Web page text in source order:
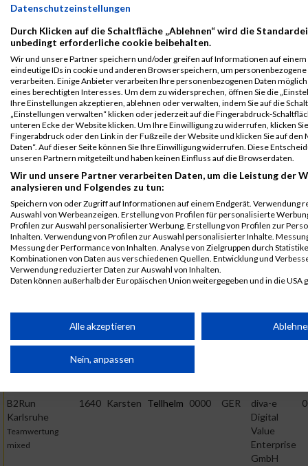
B2Run
Karlsruhe
Teamwertung
mixed
2714 Karsten Tellhelm 0000 GER
diva-e
Value
Excellence
GmbH
2016
Veranstaltung Stnr
First
Name
Last
Name
Jahr Nation Verein
B2Run
Karlsruhe
B2RUN Karlsruhe
1640 Karsten Tellhelm 0000 GER
diva-e
Value
Enterprise
GmbH
B2Run
Karlsruhe
Einzelwertung
1640 Karsten Tellhelm 0000 GER
diva-e
Digital
Value
Karlsruhe
1640 Karsten
diva-e
Digital
B2Run
Karlsruhe
Teamwertung
mixed
1640 Karsten Tellhelm 0000 GER
diva-e
Digital
Value
Enterprise
GmbH
Datenschutzeinstellungen
Durch Klicken auf die Schaltfläche „Ablehnen“ wird die
unbedingt erforderliche cookie beibehalten.
Wir und unsere Partner speichern und/oder greifen auf Informationen auf einem
eindeutige IDs in cookie und anderen Browserspeichern, um personenbezogene
verarbeiten. Einige Anbieter verarbeiten Ihre personenbezogenen Daten
eines berechtigten Interesses. Um dem zu widersprechen, öffnen Sie die
Ihre Einstellungen akzeptieren, ablehnen oder verwalten, indem Sie auf die
„Einstellungen verwalten“ klicken oder jederzeit auf die Fingerabdruck-
unteren Ecke der Website klicken. Um Ihre Einwilligung zu widerrufen, klicken
Fingerabdruck oder den Link in der Fußzeile der Website und klicken Sie auf den
Daten“. Auf dieser Seite können Sie Ihre Einwilligung widerrufen. Diese
unseren Partnern mitgeteilt und haben keinen Einfluss auf die Browserdaten.
Wir und unsere Partner verarbeiten Daten, um die Leistung der
analysieren und Folgendes zu tun:
Speichern von oder Zugriff auf Informationen auf einem Endgerät. Verwendung
Auswahl von Werbeanzeigen. Erstellung von Profilen für personalisierte
Profilen zur Auswahl personalisierter Werbung. Erstellung von Profilen zur
Inhalten. Verwendung von Profilen zur Auswahl personalisierter Inhalte.
Messung der Performance von Inhalten. Analyse von Zielgruppen durch
Kombinationen von Daten aus verschiedenen Quellen. Entwicklung und
Verwendung reduzierter Daten zur Auswahl von Inhalten.
Daten können außerhalb der Europäischen Union weitergegeben und in die USA
Partnerliste anzeigen (1 IAB-Anbieter)
Wir nutzen Ihre Daten für folgende Zwecke:
IAB-Verarbeitungszwecke:
Verwendung reduzierter Daten zur Auswahl von
Werbeanzeigen
Alle akzeptieren
Nein, anpassen